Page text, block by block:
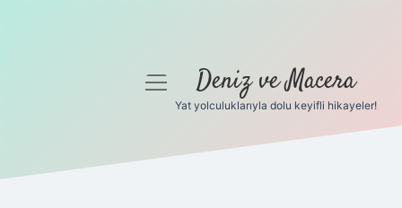
Gizlilik Politikası
menüyüDeniz ve Macera
Yat yolculuklarıyla dolu keyifli hikayeler!